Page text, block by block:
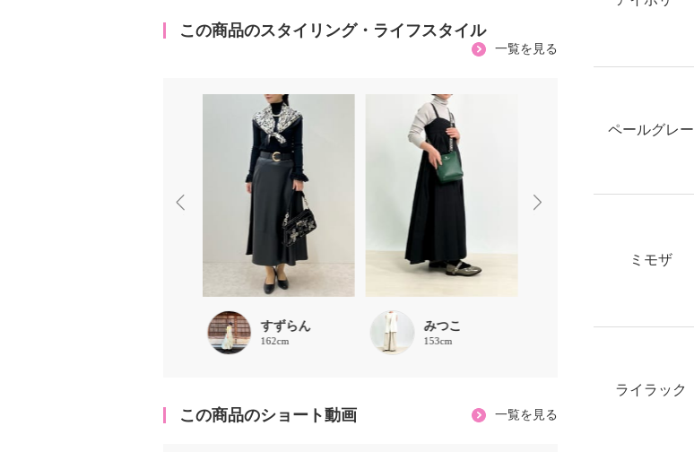
この商品のスタイリング・ライフスタイル
一覧を見る
すずらん
162cm
みつこ
153cm
すずらん
この商品のショート動画 一覧を見る
ペールグレー
ミモザ
ライラック